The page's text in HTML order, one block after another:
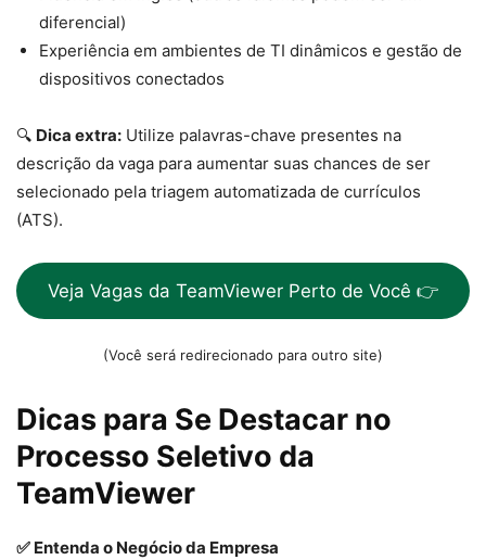
diferencial)
Experiência em ambientes de TI dinâmicos e gestão de
dispositivos conectados
🔍 Dica extra: Utilize palavras-chave presentes na
descrição da vaga para aumentar suas chances de ser
selecionado pela triagem automatizada de currículos
(ATS).
Veja Vagas da TeamViewer Perto de Você 👉
(Você será redirecionado para outro site)
Dicas para Se Destacar no
Processo Seletivo da
TeamViewer
✅ Entenda o Negócio da Empresa